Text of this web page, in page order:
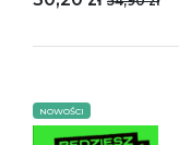
NOWOŚCI